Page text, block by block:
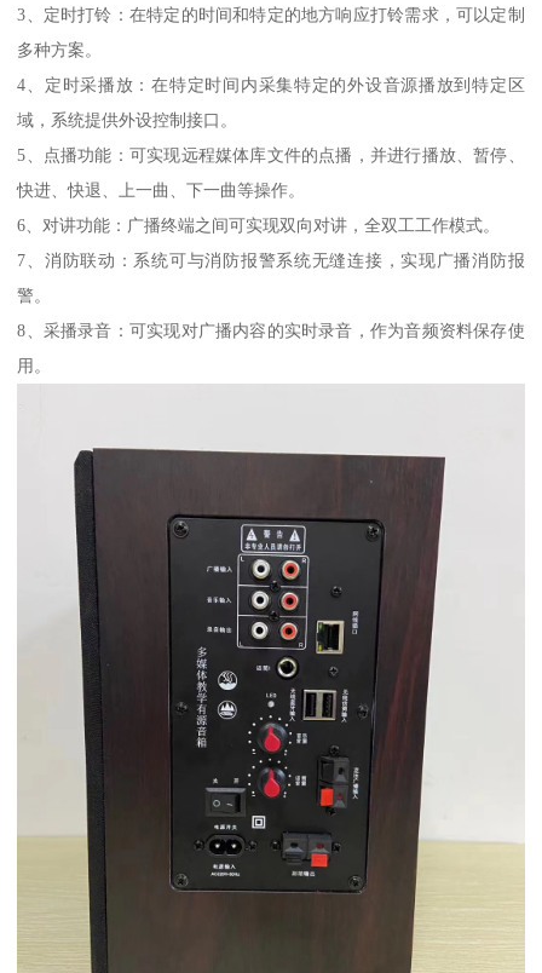
3、定时打铃：在特定的时间和特定的地方响应打铃需求，可以定制
多种方案。
4、定时采播放：在特定时间内采集特定的外设音源播放到特定区
域，系统提供外设控制接口。
5、点播功能：可实现远程媒体库文件的点播，并进行播放、暂停、
快进、快退、上一曲、下一曲等操作。
6、对讲功能：广播终端之间可实现双向对讲，全双工工作模式。
7、消防联动：系统可与消防报警系统无缝连接，实现广播消防报
警。
8、采播录音：可实现对广播内容的实时录音，作为音频资料保存使
用。